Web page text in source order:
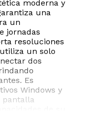
moderna y
una
un
jornadas
resoluciones
un solo
dos
Es
Windows y
pantalla